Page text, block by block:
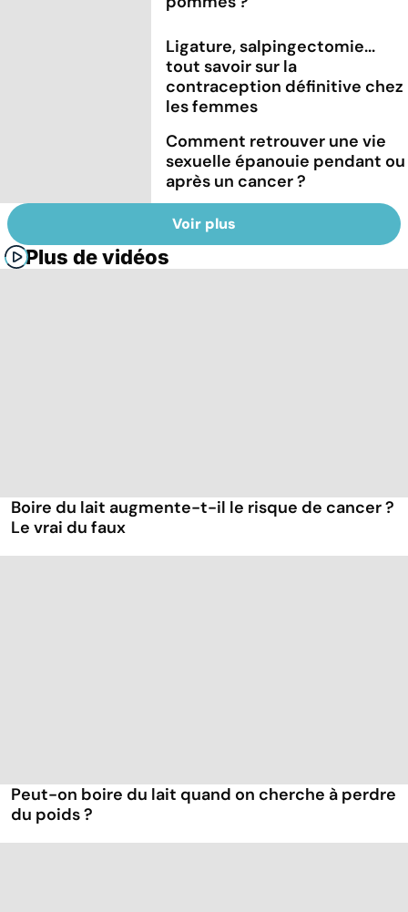
Ligature, salpingectomie...
tout savoir sur la
contraception définitive chez
les femmes
Comment retrouver une vie
sexuelle épanouie pendant ou
après un cancer ?
Voir plus
Plus de vidéos
Boire du lait augmente-t-il le risque de cancer ?
Le vrai du faux
Peut-on boire du lait quand on cherche à perdre
du poids ?